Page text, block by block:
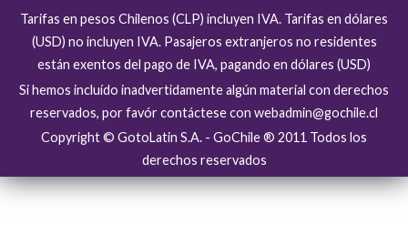
Tarifas en pesos Chilenos (CLP) incluyen IVA. Tarifas en dólares
(USD) no incluyen IVA. Pasajeros extranjeros no residentes
están exentos del pago de IVA, pagando en dólares (USD)
Si hemos incluído inadvertidamente algún material con derechos
reservados, por favór contáctese con webadmin@gochile.cl
Copyright © GotoLatin S.A. - GoChile ® 2011 Todos los
derechos reservados